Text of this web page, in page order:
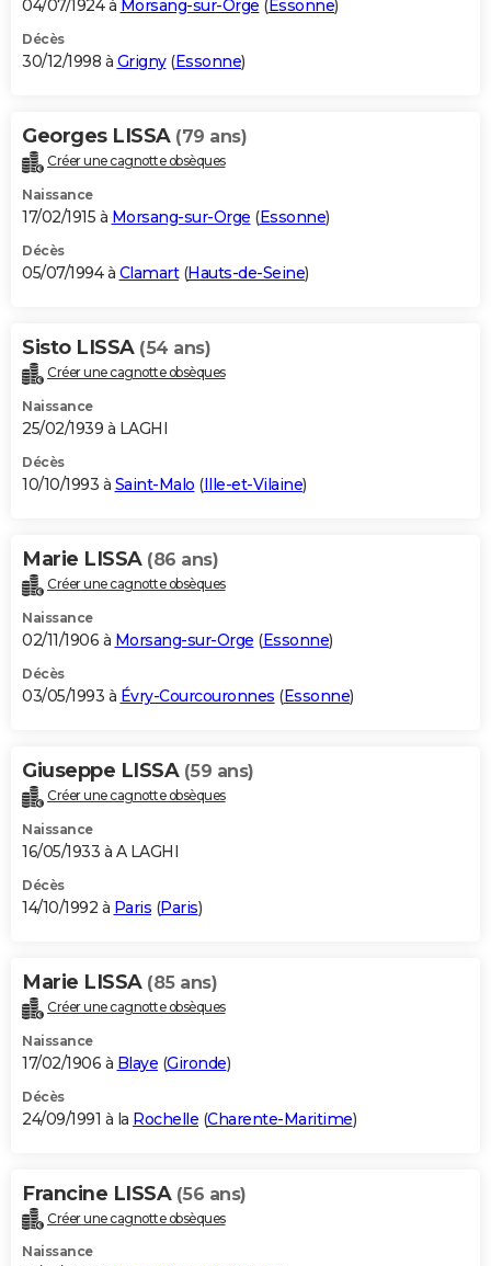
04/07/1924 à Morsang-sur-Orge ( Essonne)
Décès
30/12/1998 à Grigny(Essonne)
Georges LISSA (79 ans)
Créer une cagnotte obsèques
Naissance
17/02/1915 à Morsang-sur-Orge (Essonne)
Décès
05/07/1994 à Clamart(Hauts-de-Seine)
Sisto LISSA (54 ans)
Créer une cagnotte obsèques
Naissance
25/02/1939 à LAGHI
Décès
10/10/1993 à Saint-Malo (Ille-et-Vilaine)
Marie LISSA (86 ans)
Créer une cagnotte obsèques
Naissance
02/11/1906 à Morsang-sur-Orge (Essonne)
Décès
03/05/1993 à Évry-Courcouronnes (Essonne)
Giuseppe LISSA (59 ans)
Créer une cagnotte obsèques
Naissance
16/05/1933 à A LAGHI
Décès
14/10/1992 à Paris (Paris)
Marie LISSA (85 ans)
Créer une cagnotte obsèques
Naissance
17/02/1906 à Blaye (Gironde)
Décès
24/09/1991 à la Rochelle (Charente-Maritime)
Francine LISSA (56 ans)
Créer une cagnotte obsèques
Naissance